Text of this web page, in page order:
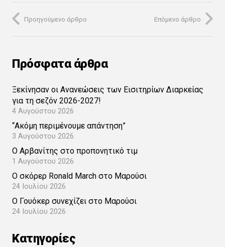
Προηγούμενο άρθρο Επόμενο άρθρο
Πρόσφατα άρθρα
Ξεκίνησαν οι Ανανεώσεις των Εισιτηρίων Διαρκείας
για τη σεζόν 2026-2027!
4 Αυγούστου 2026
“Ακόμη περιμένουμε απάντηση”
3 Αυγούστου 2026
Ο Αρβανίτης στο προπονητικό τιμ
1 Αυγούστου 2026
Ο σκόρερ Ronald March στο Μαρούσι
24 Ιουλίου 2026
Ο Γουόκερ συνεχίζει στο Μαρούσι
24 Ιουλίου 2026
Kατηγορίες